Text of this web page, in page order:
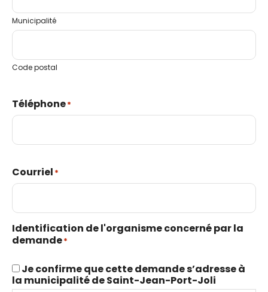
Accès à l’information
Municipalité
Code postal
Téléphone*
Courriel *
Identification de l'organisme concerné par la
demande*
Je confirme que cette demande s’adresse à
la municipalité de Saint-Jean-Port-Joli